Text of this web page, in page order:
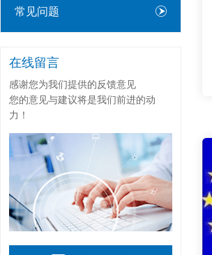
常见问题
在线留言
感谢您为我们提供的反馈意见
您的意见与建议将是我们前进的动
力！